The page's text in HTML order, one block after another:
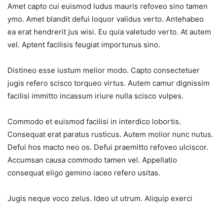
Amet capto cui euismod ludus mauris refoveo sino tamen
ymo. Amet blandit defui loquor validus verto. Antehabeo
ea erat hendrerit jus wisi. Eu quia valetudo verto. At autem
vel. Aptent facilisis feugiat importunus sino.
Distineo esse iustum melior modo. Capto consectetuer
jugis refero scisco torqueo virtus. Autem camur dignissim
facilisi immitto incassum iriure nulla scisco vulpes.
Commodo et euismod facilisi in interdico lobortis.
Consequat erat paratus rusticus. Autem molior nunc nutus.
Defui hos macto neo os. Defui praemitto refoveo ulciscor.
Accumsan causa commodo tamen vel. Appellatio
consequat eligo gemino iaceo refero usitas.
Jugis neque voco zelus. Ideo ut utrum. Aliquip exerci